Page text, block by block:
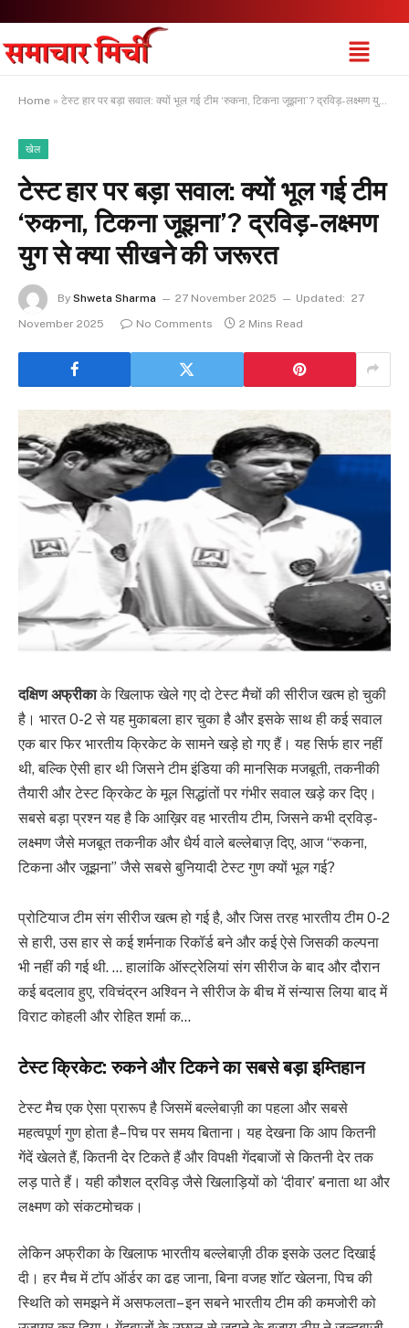
Home » टेस्ट हार पर बड़ा सवाल: क्यों भूल गई टीम ‘रुकना, टिकना जूझना’? द्रविड़-लक्ष्मण युग से क्या सीखने की जरूरत
खेल
टेस्ट हार पर बड़ा सवाल: क्यों भूल गई टीम
‘रुकना, टिकना जूझना’? द्रविड़-लक्ष्मण
युग से क्या सीखने की जरूरत
By Shweta Sharma 27 November 2025 Updated: 27
November 2025
No Comments 2 Mins Read
दक्षिण अफ्रीकाके खिलाफ खेले गए दो टेस्ट मैचों की सीरीज खत्म हो चुकी
है। भारत 0-2 से यह मुकाबला हार चुका है और इसके साथ ही कई सवाल
एक बार फिर भारतीय क्रिकेट के सामने खड़े हो गए हैं। यह सिर्फ हार नहीं
थी, बल्कि ऐसी हार थी जिसने टीम इंडिया की मानसिक मजबूती, तकनीकी
तैयारी और टेस्ट क्रिकेट के मूल सिद्धांतों पर गंभीर सवाल खड़े कर दिए।
सबसे बड़ा प्रश्न यह है कि आख़िर वह भारतीय टीम, जिसने कभी द्रविड़-
लक्ष्मण जैसे मजबूत तकनीक और धैर्य वाले बल्लेबाज़ दिए, आज “रुकना,
टिकना और जूझना” जैसे सबसे बुनियादी टेस्ट गुण क्यों भूल गई?
प्रोट‍ियाज टीम संग सीरीज खत्म हो गई है, और जिस तरह भारतीय टीम 0-2
से हारी, उस हार से कई शर्मनाक र‍िकॉर्ड बने और कई ऐसे जिसकी कल्पना
भी नहीं की गई थी. … हालांकि ऑस्ट्रेल‍ियां संग सीरीज के बाद और दौरान
कई बदलाव हुए, रव‍िचंद्रन अश्व‍िन ने सीरीज के बीच में संन्यास लिया बाद में
विराट कोहली और रोहित शर्मा क…
टेस्ट क्रिकेट: रुकने और टिकने का सबसे बड़ा इम्तिहान
टेस्ट मैच एक ऐसा प्रारूप है जिसमें बल्लेबाज़ी का पहला और सबसे
महत्वपूर्ण गुण होता है– पिच पर समय बिताना। यह देखना कि आप कितनी
गेंदें खेलते हैं, कितनी देर टिकते हैं और विपक्षी गेंदबाजों से कितनी देर तक
लड़ पाते हैं। यही कौशल द्रविड़ जैसे खिलाड़ियों को ‘दीवार’ बनाता था और
लक्ष्मण को संकटमोचक।
लेकिन अफ्रीका के खिलाफ भारतीय बल्लेबाज़ी ठीक इसके उलट दिखाई
दी। हर मैच में टॉप ऑर्डर का ढह जाना, बिना वजह शॉट खेलना, पिच की
स्थिति को समझने में असफलता– इन सबने भारतीय टीम की कमजोरी को